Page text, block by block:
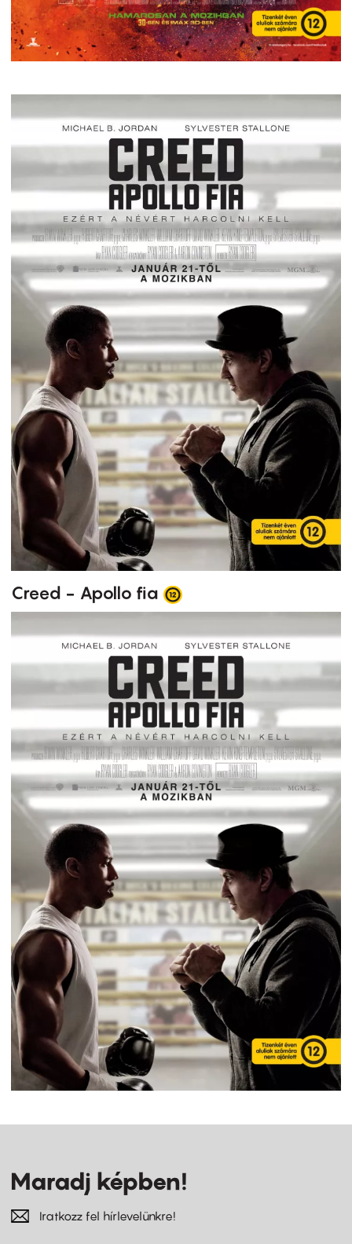
Creed - Apollo fia
Maradj képben!
Iratkozz fel hírlevelünkre!